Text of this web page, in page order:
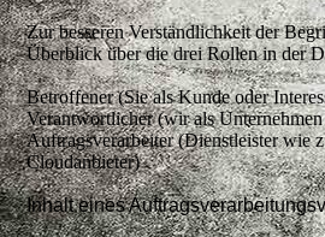
Zur besseren Verständlichkeit der
Überblick über die drei Rollen in der
Betroffener (Sie als Kunde oder
Verantwortlicher (wir als
Auftragsverarbeiter (Dienstleister wie
Cloudanbieter)
Inhalt eines